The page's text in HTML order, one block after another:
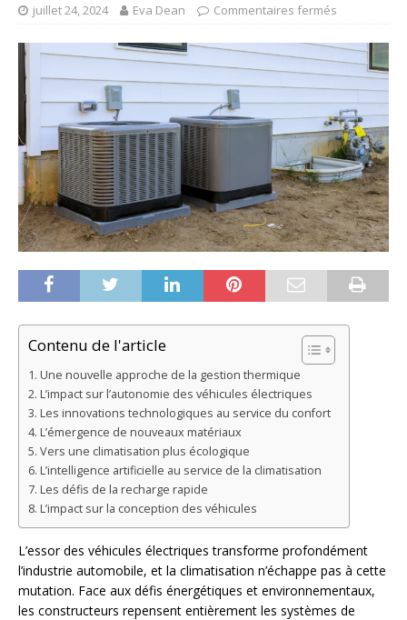
juillet 24, 2024 Eva Dean Commentaires fermés
Contenu de l'article
Une nouvelle approche de la gestion thermique
L’impact sur l’autonomie des véhicules électriques
Les innovations technologiques au service du confort
L’émergence de nouveaux matériaux
Vers une climatisation plus écologique
L’intelligence artificielle au service de la climatisation
Les défis de la recharge rapide
L’impact sur la conception des véhicules
L’essor des véhicules électriques transforme profondément
l’industrie automobile, et la climatisation n’échappe pas à cette
mutation. Face aux défis énergétiques et environnementaux,
les constructeurs repensent entièrement les systèmes de